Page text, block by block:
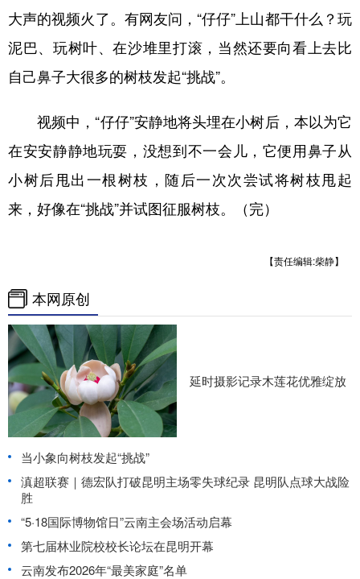
大声的视频火了。有网友问，“仔仔”上山都干什么？玩
泥巴、玩树叶、在沙堆里打滚，当然还要向看上去比
自己鼻子大很多的树枝发起“挑战”。
视频中，“仔仔”安静地将头埋在小树后，本以为它
在安安静静地玩耍，没想到不一会儿，它便用鼻子从
小树后甩出一根树枝，随后一次次尝试将树枝甩起
来，好像在“挑战”并试图征服树枝。（完）
【责任编辑:柴静】
本网原创
延时摄影记录木莲花优雅绽放
当小象向树枝发起“挑战”
滇超联赛｜德宏队打破昆明主场零失球纪录 昆明队点球大战险
胜
“5·18国际博物馆日”云南主会场活动启幕
第七届林业院校校长论坛在昆明开幕
云南发布2026年“最美家庭”名单